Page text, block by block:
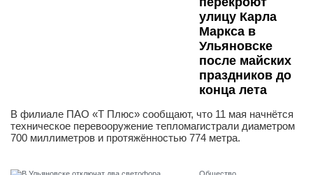
улицу Карла
Маркса в
Ульяновске
после майских
праздников до
конца лета
В филиале ПАО «Т Плюс» сообщают, что 11 мая начнётся
техническое перевооружение тепломагистрали диаметром
700 миллиметров и протяжённостью 774 метра.